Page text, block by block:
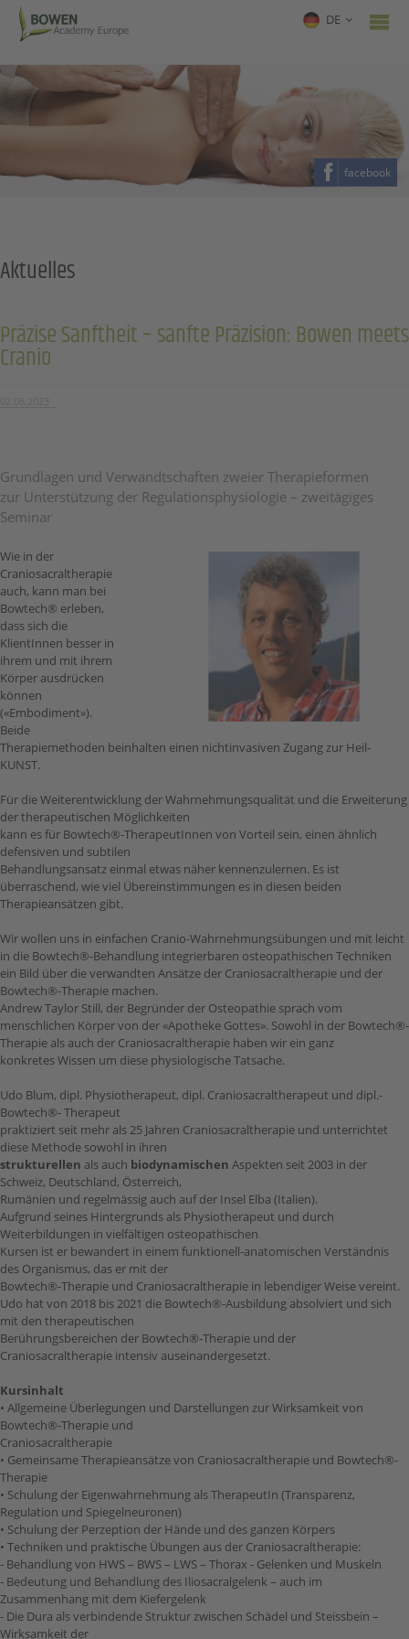
DE
facebook
Aktuelles
Präzise Sanftheit – sanfte Präzision: Bowen meets
Cranio
Grundlagen und Verwandtschaften zweier Therapieformen
zur Unterstützung der Regulationsphysiologie – zweitägiges
Seminar
Wie in der
Craniosacraltherapie
auch, kann man bei
Bowtech® erleben,
dass sich die
KlientInnen besser in
ihrem und mit ihrem
Körper ausdrücken
können
(«Embodiment»).
Beide
Therapiemethoden beinhalten einen nichtinvasiven Zugang zur Heil-
KUNST.
Für die Weiterentwicklung der Wahrnehmungsqualität und die Erweiterung
der therapeutischen Möglichkeiten
kann es für Bowtech®-TherapeutInnen von Vorteil sein, einen ähnlich
defensiven und subtilen
Behandlungsansatz einmal etwas näher kennenzulernen. Es ist
überraschend, wie viel Übereinstimmungen es in diesen beiden
Therapieansätzen gibt.
Wir wollen uns in einfachen Cranio-Wahrnehmungsübungen und mit leicht
in die Bowtech®-Behandlung integrierbaren osteopathischen Techniken
ein Bild über die verwandten Ansätze der Craniosacraltherapie und der
Bowtech®-Therapie machen.
Andrew Taylor Still, der Begründer der Osteopathie sprach vom
menschlichen Körper von der «Apotheke Gottes». Sowohl in der Bowtech®-
Therapie als auch der Craniosacraltherapie haben wir ein ganz
konkretes Wissen um diese physiologische Tatsache.
Udo Blum, dipl. Physiotherapeut, dipl. Craniosacraltherapeut und dipl.-
Bowtech®- Therapeut
praktiziert seit mehr als 25 Jahren Craniosacraltherapie und unterrichtet
diese Methode sowohl in ihren
strukturellen als auch biodynamischen Aspekten seit 2003 in der
Schweiz, Deutschland, Österreich,
Rumänien und regelmässig auch auf der Insel Elba (Italien).
Aufgrund seines Hintergrunds als Physiotherapeut und durch
Weiterbildungen in vielfältigen osteopathischen
Kursen ist er bewandert in einem funktionell-anatomischen Verständnis
des Organismus, das er mit der
Bowtech®-Therapie und Craniosacraltherapie in lebendiger Weise vereint.
Udo hat von 2018 bis 2021 die Bowtech®-Ausbildung absolviert und sich
mit den therapeutischen
Berührungsbereichen der Bowtech®-Therapie und der
Craniosacraltherapie intensiv auseinandergesetzt.
Kursinhalt
• Allgemeine Überlegungen und Darstellungen zur Wirksamkeit von
Bowtech®-Therapie und
Craniosacraltherapie
• Gemeinsame Therapieansätze von Craniosacraltherapie und Bowtech®-
Therapie
• Schulung der Eigenwahrnehmung als TherapeutIn (Transparenz,
Regulation und Spiegelneuronen)
• Schulung der Perzeption der Hände und des ganzen Körpers
• Techniken und praktische Übungen aus der Craniosacraltherapie:
- Behandlung von HWS – BWS – LWS – Thorax - Gelenken und Muskeln
- Bedeutung und Behandlung des Iliosacralgelenk – auch im
Zusammenhang mit dem Kiefergelenk
- Die Dura als verbindende Struktur zwischen Schädel und Steissbein –
Wirksamkeit der